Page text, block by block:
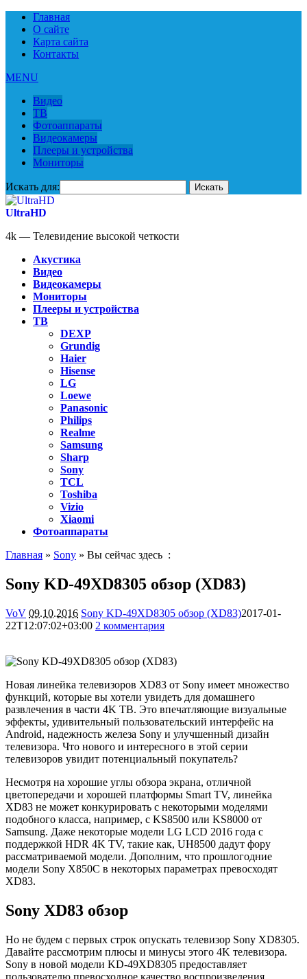
Главная
О сайте
Карта сайта
Контакты
MENU
Видео
ТВ
Фотоаппараты
Видеокамеры
Плееры и устройства
Мониторы
Искать для:
UltraHD
4k — Телевидение высокой четкости
Акустика
Видео
Видеокамеры
Мониторы
Плееры и устройства
ТВ
DEXP
Grundig
Haier
Hisense
LG
Loewe
Panasonic
Philips
Realme
Samsung
Sharp
Sony
TCL
Toshiba
Vizio
Xiaomi
Фотоаппараты
Главная » Sony » Вы сейчас здесь :
Sony KD-49XD8305 обзор (XD83)
VoV 09.10.2016 Sony KD-49XD8305 обзор (XD83)2017-01-
22T12:07:02+03:00 2 комментария
Новая линейка телевизоров XD83 от Sony имеет множество
функций, которые вы хотели увидеть для домашнего
развлечения в части 4K ТВ. Это впечатляющие визуальные
эффекты, удивительный пользовательский интерфейс на
Android, надежность железа Sony и улучшенный дизайн
телевизора. Что нового и интересного в этой серии
телевизоров увидит потенциальный покупатель?
Несмотря на хорошие углы обзора экрана, отличной
цветопередачи и хорошей платформы Smart TV, линейка
XD83 не может конкурировать с некоторыми моделями
подобного класса, например, с KS8500 или KS8000 от
Samsung. Даже некоторые модели LG LCD 2016 года с
поддержкой HDR 4K TV, такие как, UH8500 дадут фору
рассматриваемой модели. Дополним, что прошлогодние
модели Sony X850C в некоторых параметрах превосходят
XD83.
Sony XD83 обзор
Но не будем с первых строк опускать телевизор Sony XD8305.
Давайте рассмотрим плюсы и минусы этого 4K телевизора.
Sony в новой модели KD-49XD8305 предоставляет
пользователю превосходное качество воспроизведения